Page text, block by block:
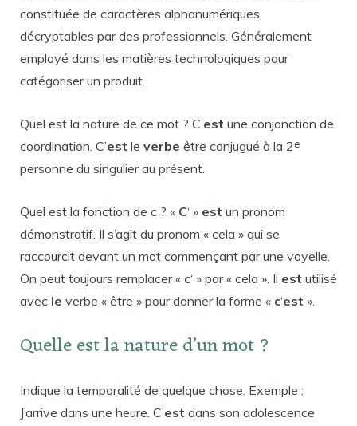
constituée de caractères alphanumériques,
décryptables par des professionnels. Généralement
employé dans les matières technologiques pour
catégoriser un produit.
Quel est la nature de ce mot ? C’est une conjonction de
coordination. C’est le verbe être conjugué à la 2e
personne du singulier au présent.
Quel est la fonction de c ? « C‘ » est un pronom
démonstratif. Il s’agit du pronom « cela » qui se
raccourcit devant un mot commençant par une voyelle.
On peut toujours remplacer « c‘ » par « cela ». Il est utilisé
avec le verbe « être » pour donner la forme « c‘est ».
Quelle est la nature d’un mot ?
Indique la temporalité de quelque chose. Exemple :
J’arrive dans une heure. C’est dans son adolescence